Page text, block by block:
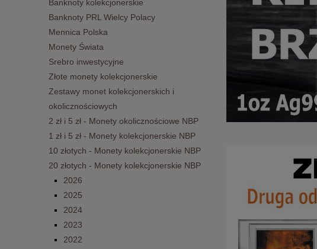
Banknoty kolekcjonerskie
Banknoty PRL Wielcy Polacy
Mennica Polska
Monety Świata
Srebro inwestycyjne
Złote monety kolekcjonerskie
Zestawy monet kolekcjonerskich i
okolicznościowych
2 zł i 5 zł - Monety okolicznościowe NBP
1 zł i 5 zł - Monety kolekcjonerskie NBP
10 złotych - Monety kolekcjonerskie NBP
20 złotych - Monety kolekcjonerskie NBP
2026
2025
2024
2023
2022